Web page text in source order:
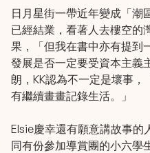
日月星街一帶近年變成「潮
已經結業，看著人去樓空的
果，「但我在書中亦有提到
發展是否一定要受資本主義
朗，KK認為不一定是壞事
有繼續畫畫記錄生活。」
Elsie慶幸還有願意講故事的
同有份參加導賞團的小六學